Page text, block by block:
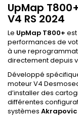
UpMap
V4 RS 2024
Le UpMap T800+
performances de
à une
directement depuis
Développé
moteur V4
d’installer des
différentes
systèmes